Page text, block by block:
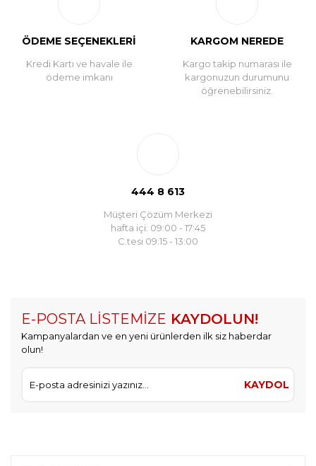
ÖDEME SEÇENEKLERİ
Kredi Kartı ve havale ile
ödeme imkanı
KARGOM NEREDE
Kargo takip numarası ile
kargonuzun durumunu
öğrenebilirsiniz.
444 8 613
Müşteri Çözüm Merkezi
hafta içi: 09:00 - 17:45
C.tesi 09:15 - 13:00
E-POSTA LİSTEMİZE KAYDOLUN!
Kampanyalardan ve en yeni ürünlerden ilk siz haberdar
olun!
KAYDOL